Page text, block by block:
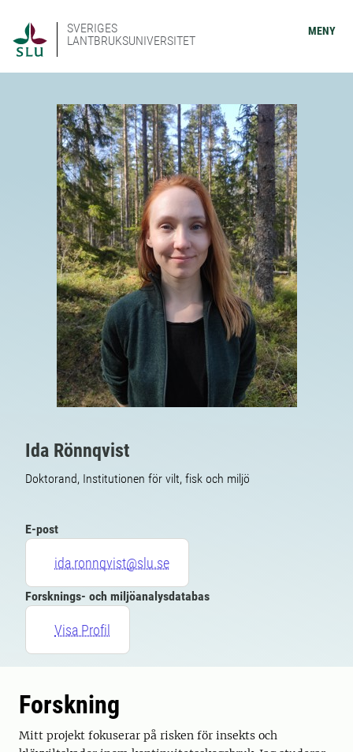
SVERIGES
LANTBRUKSUNIVERSITET
MENY
Ida Rönnqvist
Doktorand, Institutionen för vilt, fisk och miljö
E-post
ida.ronnqvist@slu.se
Forsknings- och miljöanalysdatabas
Visa Profil
Forskning
Mitt projekt fokuserar på risken för insekts och